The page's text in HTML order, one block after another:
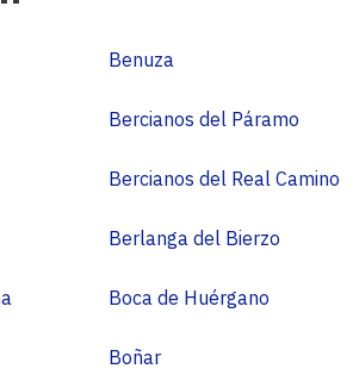
Benuza
Bercianos del Páramo
Bercianos del Real Camino
Berlanga del Bierzo
Boca de Huérgano
Boñar